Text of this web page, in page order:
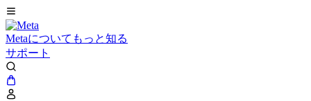
Metaについてもっと知る
サポート